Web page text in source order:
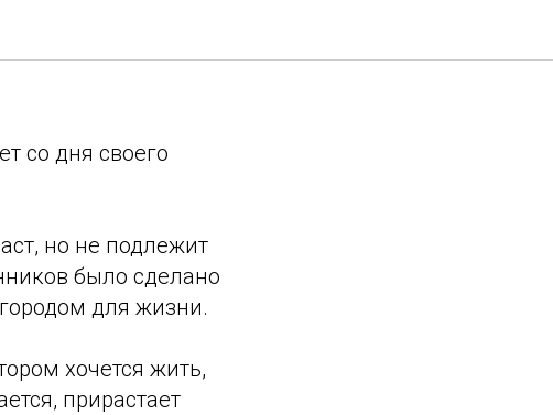
со дня своего
но не подлежит
было сделано
для жизни.
хочется жить,
прирастает